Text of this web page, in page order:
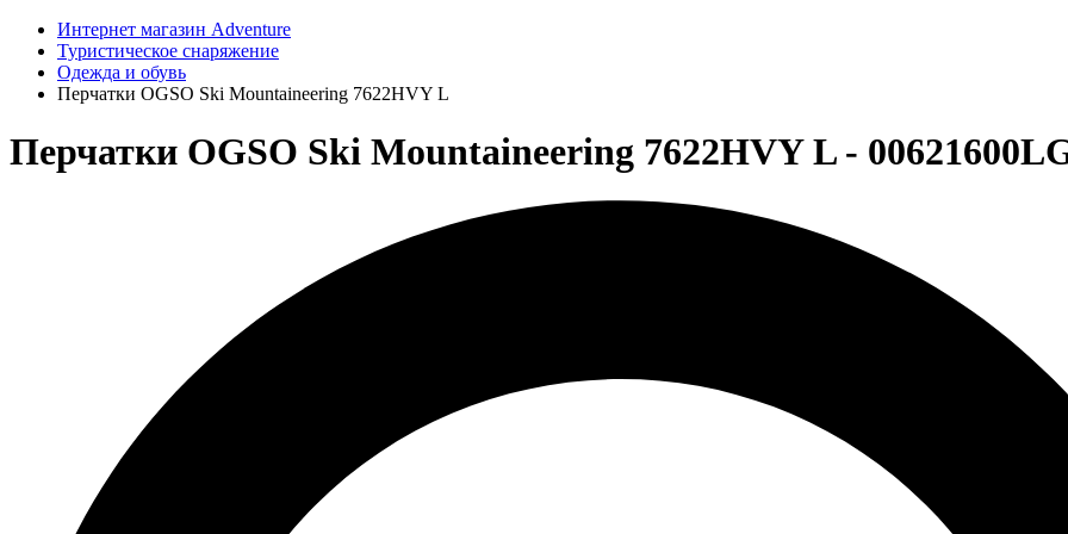
Интернет магазин Adventure
Туристическое снаряжение
Одежда и обувь
Перчатки OGSO Ski Mountaineering 7622HVY L
Перчатки OGSO Ski Mountaineering 7622HVY L -